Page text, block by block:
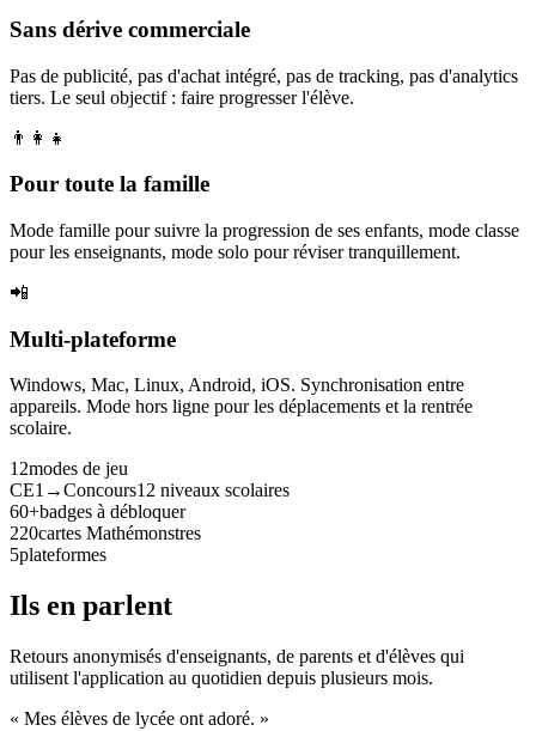
Sans dérive commerciale
Pas de publicité, pas d'achat intégré, pas de tracking, pas d'analytics
tiers. Le seul objectif : faire progresser l'élève.
👨‍👩‍👧
Pour toute la famille
Mode famille pour suivre la progression de ses enfants, mode classe
pour les enseignants, mode solo pour réviser tranquillement.
📲
Multi-plateforme
Windows, Mac, Linux, Android, iOS. Synchronisation entre
appareils. Mode hors ligne pour les déplacements et la rentrée
scolaire.
12modes de jeu
CE1→Concours12 niveaux scolaires
60+badges à débloquer
220cartes Mathémonstres
5plateformes
Ils en parlent
Retours anonymisés d'enseignants, de parents et d'élèves qui
utilisent l'application au quotidien depuis plusieurs mois.
« Mes élèves de lycée ont adoré. »